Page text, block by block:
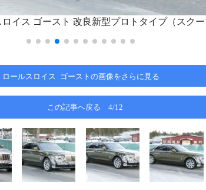
ロイス ゴースト 改良新型プロトタイプ（スクー
ロールスロイス ゴーストの画像をさらに見る
この記事へ戻る 4/12